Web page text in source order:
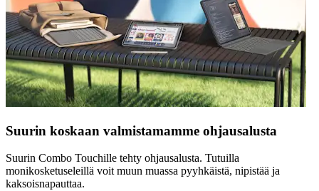
Suurin koskaan valmistamamme ohjausalusta
Suurin Combo Touchille tehty ohjausalusta. Tutuilla
monikosketuseleillä voit muun muassa pyyhkäistä, nipistää ja
kaksoisnapauttaa.